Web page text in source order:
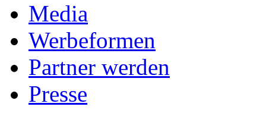
Media
Werbeformen
Partner werden
Presse